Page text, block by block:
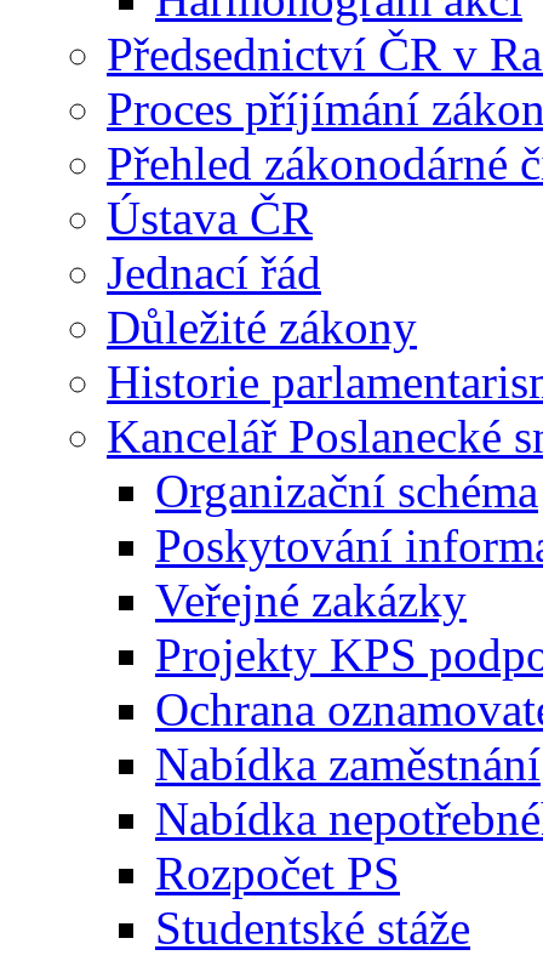
Předsednictví ČR v
Proces příjímání
Přehled zákonodárné
Ústava ČR
Jednací řád
Důležité zákony
Historie
Kancelář Poslanecké
Organizační schéma
Poskytování
Veřejné zakázky
Projekty KPS
Ochrana
Nabídka zaměstnání
Nabídka
Rozpočet PS
Studentské stáže